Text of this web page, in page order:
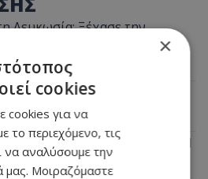
Λευκωσία: Ξέχασε την
παραλίγο να καεί ολόκληρο
περιφέρεται στον
σε ποιο σημείο
του Μάριου Γιασσουμή: Η
- Φωτογραφία
×
cookies
cookies για να
το περιεχόμενο, τις
να αναλύσουμε την
μας. Μοιραζόμαστε